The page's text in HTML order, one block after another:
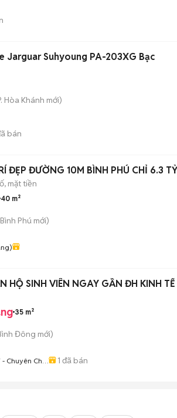
Jarguar Suhyoung PA-203XG Bạc
Hòa Khánh mới)
bán
ĐẸP ĐƯỜNG 10M BÌNH PHÚ CHỈ 6.3 TỶ
mặt tiền
40 m²
Bình Phú mới)
HỘ SINH VIÊN NGAY GẦN ĐH KINH
35 m²
Đông mới)
- Chuyên Cho
1 đã bán